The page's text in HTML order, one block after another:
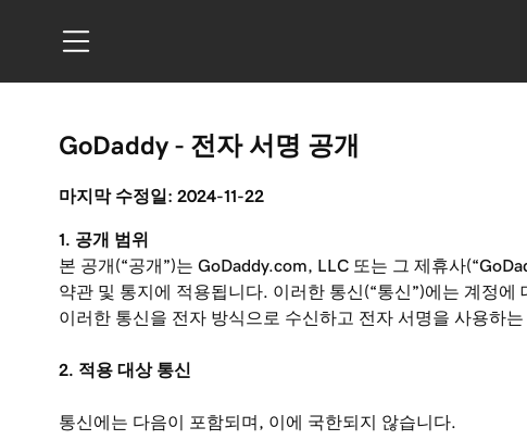
GoDaddy - 전자 서명 공개
마지막 수정일: 2024-11-22
1. 공개 범위
본 공개(“공개”)는 GoDaddy.com, LLC 또는 그 제휴사
약관 및 통지에 적용됩니다. 이러한 통신(“통신”)에는 계정
이러한 통신을 전자 방식으로 수신하고 전자 서명을 사용하
2. 적용 대상 통신
통신에는 다음이 포함되며, 이에 국한되지 않습니다.